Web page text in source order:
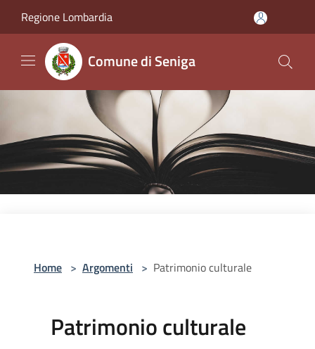
Regione Lombardia
Comune di Seniga
Home > Argomenti > Patrimonio culturale
Patrimonio culturale